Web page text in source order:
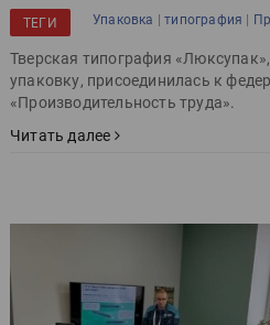
ТЕГИ Упаковка |типография |
Тверская типография
упаковку, присоединилась к
«Производительность труда».
Читать далее